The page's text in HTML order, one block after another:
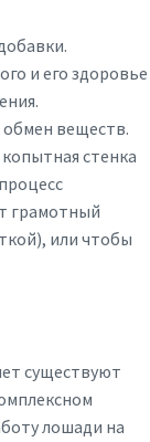
и его здоровье
веществ.
стенка
грамотный
или чтобы
существуют
лошади на